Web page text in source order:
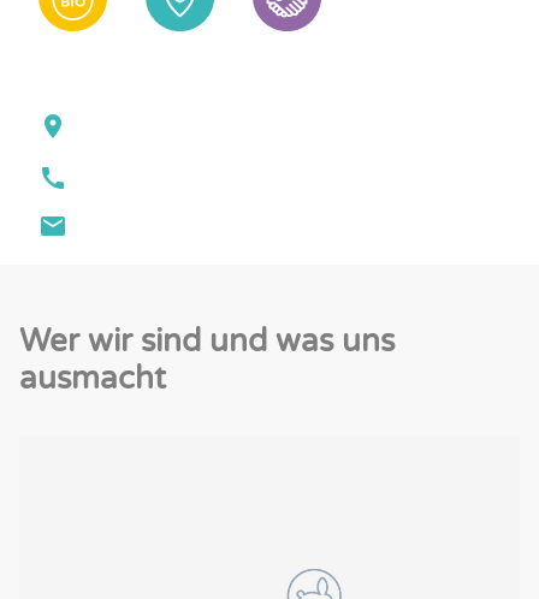
Wer wir sind und was uns
ausmacht